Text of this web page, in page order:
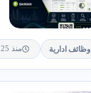
وظائف ادارية منذ 25 يوم